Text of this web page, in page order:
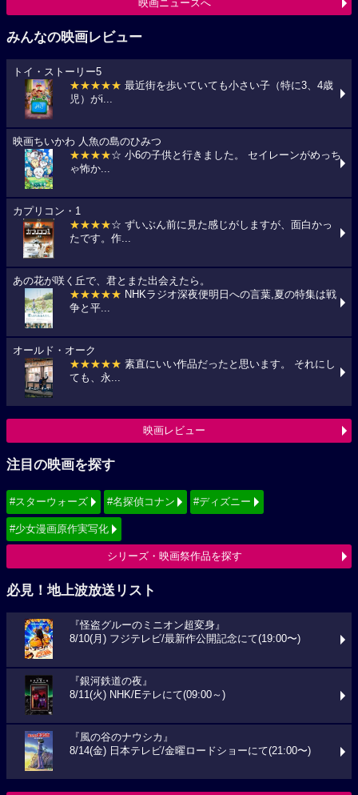
映画ニュースへ
みんなの映画レビュー
トイ・ストーリー5
★★★★★ 最近街を歩いていても小さい子（特に3、4歳
児）がi...
映画ちいかわ 人魚の島のひみつ
★★★★☆ 小6の子供と行きました。 セイレーンがめっち
ゃ怖か...
カプリコン・1
★★★★☆ ずいぶん前に見た感じがしますが、面白かっ
たです。作...
あの花が咲く丘で、君とまた出会えたら。
★★★★★ NHKラジオ深夜便明日への言葉,夏の特集は戦
争と平...
オールド・オーク
★★★★★ 素直にいい作品だったと思います。 それにし
ても、永...
映画レビュー
注目の映画を探す
#スターウォーズ #名探偵コナン #ディズニー
#少女漫画原作実写化
シリーズ・映画祭作品を探す
必見！地上波放送リスト
『怪盗グルーのミニオン超変身』
8/10(月) フジテレビ/最新作公開記念にて(19:00〜)
『銀河鉄道の夜』
8/11(火) NHK/Eテレにて(09:00～)
『風の谷のナウシカ』
8/14(金) 日本テレビ/金曜ロードショーにて(21:00〜)